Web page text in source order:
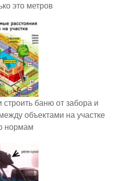
это метров
баню от забора и
объектами на участке
нормам